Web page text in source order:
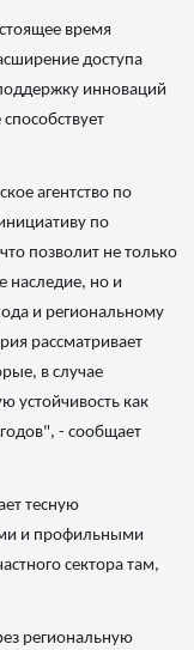
время
доступа
инноваций
агентство по
по
позволит не только
наследие, но и
и региональному
рассматривает
в случае
устойчивость как
- сообщает
тесную
и профильными
сектора там,
региональную